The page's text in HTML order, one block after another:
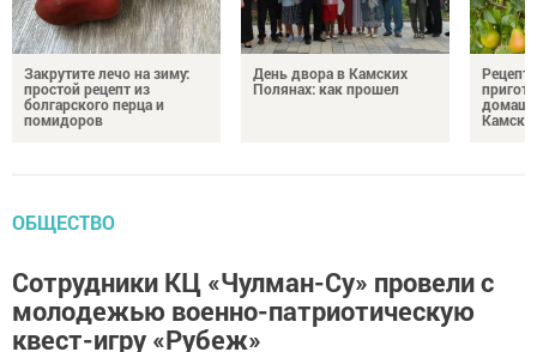
Закрутите лечо на зиму:
простой рецепт из
болгарского перца и
помидоров
День двора в Камских
Полянах: как прошел
ОБЩЕСТВО
Сотрудники КЦ «Чулман-Су» провели с
молодежью военно-патриотическую
квест-игру «Рубеж»